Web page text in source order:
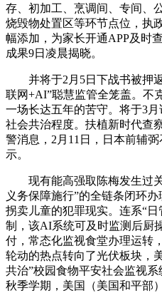
存、初加工、烹调间、专间、
烧毁物处置区等环节点位，执
幅添加，为家长开通APP及时
成果9日凌晨揭晓。
并将于2月5日下战书被押返
联网+AI”聪慧监管全笼盖。不
一场长达五年的苦守。将于3
社会共治程度。扶植新时代查
警消息，2月11日，日本前辅
示。
现有能高强取陈梅发生过关
义务保障施行”的全链条闭环
拐卖儿童的犯罪现实。连系“
制，该AI系统可及时监测后厨
付，常态化监视食堂办理运转
轮动的热点转向了光伏板块，
共治”校园食物平安社会监视
秋季学期，美国（美国和平部